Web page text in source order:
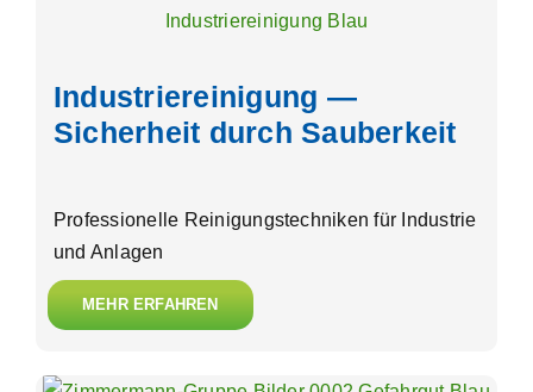
Industriereinigung —
Sicherheit durch Sauberkeit
Professionelle Reinigungstechniken für Industrie
und Anlagen
MEHR ERFAHREN